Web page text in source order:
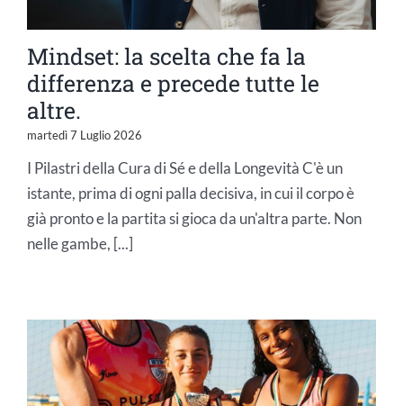
Mindset: la scelta che fa la
differenza e precede tutte le
altre.
martedì 7 Luglio 2026
I Pilastri della Cura di Sé e della Longevità C'è un
istante, prima di ogni palla decisiva, in cui il corpo è
già pronto e la partita si gioca da un'altra parte. Non
nelle gambe, [...]